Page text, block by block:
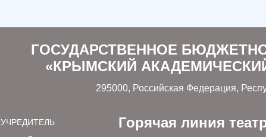
ГОСУДАРСТВЕННОЕ
«КРЫМСКИЙ
295000, Российская Федерация,
УЧРЕДИТЕЛЬ Горячая линия